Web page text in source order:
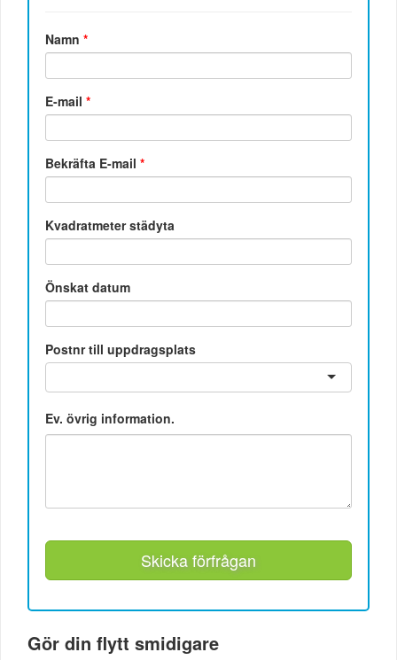
Namn*
E-mail*
Bekräfta E-mail*
Kvadratmeter städyta
Önskat datum
Postnr till uppdragsplats
Ev. övrig information.
Skicka förfrågan
Gör din flytt smidigare